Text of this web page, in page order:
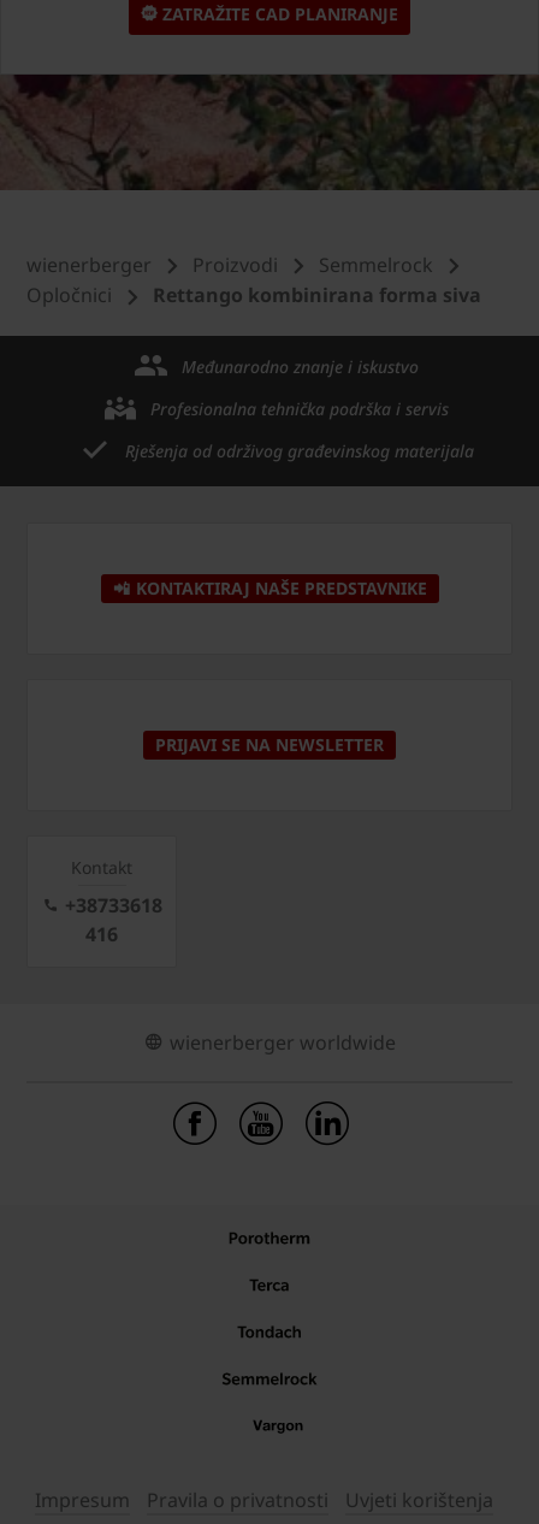
ZATRAŽITE CAD PLANIRANJE
wienerberger Proizvodi
Semmelrock
Opločnici
Rettango kombinirana forma siva
Međunarodno znanje i iskustvo
Profesionalna tehnička podrška i servis
Rješenja od održivog građevinskog materijala
📲 KONTAKTIRAJ NAŠE PREDSTAVNIKE
PRIJAVI SE NA NEWSLETTER
Kontakt
+38733618
416
wienerberger worldwide
Impresum Pravila o privatnosti Uvjeti korištenja